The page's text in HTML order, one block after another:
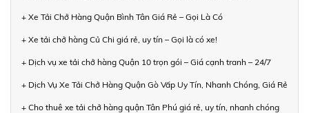
+ Xe Tải Chở Hàng Quận Bình Tân Giá Rẻ – Gọi Là Có
+ Xe tải chở hàng Củ Chi giá rẻ, uy tín – Gọi là có xe!
+ Dịch vụ xe tải chở hàng Quận 10 trọn gói – Giá cạnh tranh – 24/7
+ Dịch Vụ Xe Tải Chở Hàng Quận Gò Vấp Uy Tín, Nhanh Chóng, Giá Rẻ
+ Cho thuê xe tải chở hàng quận Tân Phú giá rẻ, uy tín, nhanh chóng